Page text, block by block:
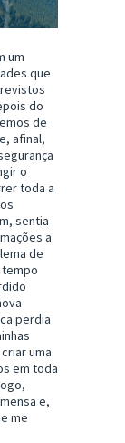
um
que
do
de
afinal,
o
toda a
sentia
a
de
tempo
perdia
uma
em toda
e,
me